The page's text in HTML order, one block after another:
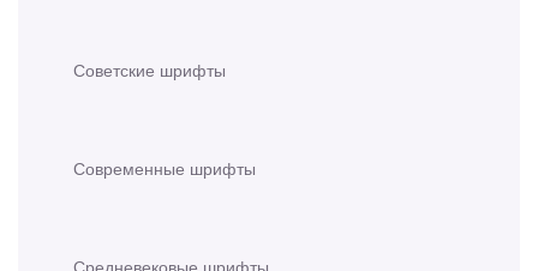
Советские шрифты
Современные шрифты